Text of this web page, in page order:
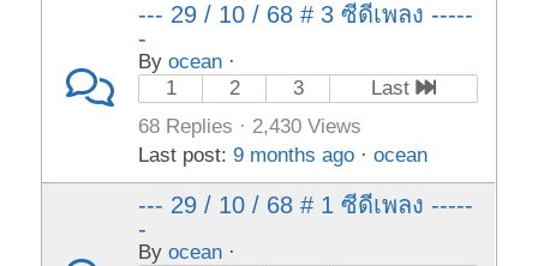
--- 29 / 10 / 68 # 3 ซีดีเพลง -----
-
Byocean ·
1
2 3
Last
68 Replies · 2,430 Views
Last post:9 months ago ·ocean
--- 29 / 10 / 68 # 1 ซีดีเพลง -----
-
Byocean ·